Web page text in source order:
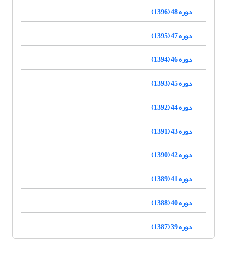
دوره 48 (1396)
دوره 47 (1395)
دوره 46 (1394)
دوره 45 (1393)
دوره 44 (1392)
دوره 43 (1391)
دوره 42 (1390)
دوره 41 (1389)
دوره 40 (1388)
دوره 39 (1387)